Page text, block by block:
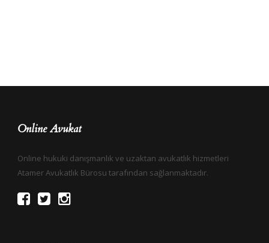
Online Avukat
Online hukuki danışmanlık ve uzaktan avukatlık hizmetleri
Atamer Avukatlık Bürosu tarafından sağlanmaktadır.